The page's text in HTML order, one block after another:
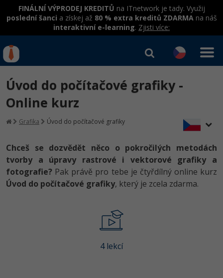
FINÁLNÍ VÝPRODEJ KREDITŮ na ITnetwork je tady. Využij
poslední šanci a získej až 80 % extra kreditů ZDARMAna náš
interaktivní e-learning. Zjisti více:
IT kurzy
Rekvalifikace a kurzy
hrazené úřadem práce
Workshopy zdarma
Umělá inteligence v praxi
Datová analýza v praxi
Školení
Základy programování
Umělá inteligence
HTML5, CSS3, Bootstrap, SEO
Školení dle technologií
Kurzy IT profesí
Programátor WWW aplikací
Senior programátor
Vývojář mobilních aplikací
Kurzy programování
Jak začít?
Java -80%
Kurzy e-commerce
Testování softwaru
Přihlásit se|Registrovat
Úvod do počítačové grafiky -
Online kurz
Grafika Úvod do počítačové grafiky
Chceš se dozvědět něco o pokročilých metodách
tvorby a úpravy rastrové i vektorové grafiky a
fotografie? Pak právě pro tebe je čtyřdílný online kurz
Úvod do počítačové grafiky, který je zcela zdarma.
4 lekcí